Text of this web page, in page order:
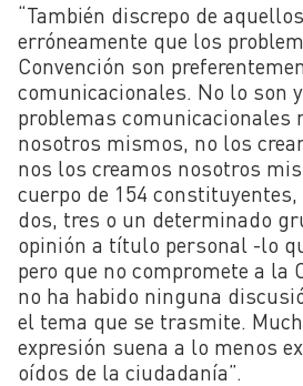
“También discrepo de
erróneamente que los
Convención son
comunicacionales. No lo son
problemas comunicacionales
nosotros mismos, no los
nos los creamos nosotros
cuerpo de 154 constituyentes,
dos, tres o un determinado
opinión a título personal -lo
pero que no compromete a la
no ha habido ninguna
el tema que se trasmite.
expresión suena a lo menos
oídos de la ciudadanía”.